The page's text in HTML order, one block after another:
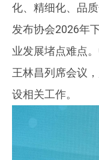
化、精细化、品
发布协会2026年
业发展堵点难点
王林昌列席会议
设相关工作。